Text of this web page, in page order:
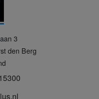
3
den Berg